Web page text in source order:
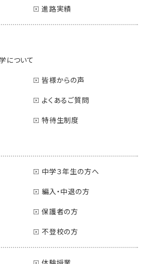
進路実績
について
皆様からの声
よくあるご質問
特待生制度
中学３年生の方へ
編入・中退の方
保護者の方
不登校の方